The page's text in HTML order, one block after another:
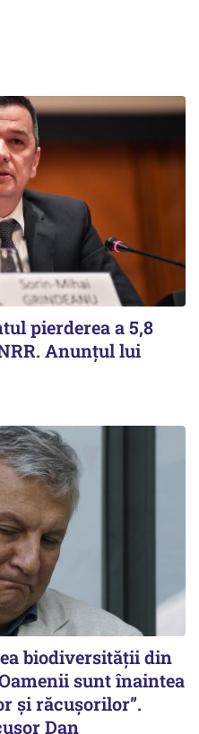
pierderea a 5,8
Anunțul lui
biodiversității din
sunt înaintea
și răcușorilor”.
Dan